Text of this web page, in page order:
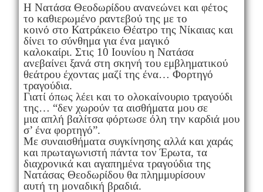
Η Νατάσα Θεοδωρίδου ανανεώνει και φέτος
το καθιερωμένο ραντεβού της με το
κοινό στο Κατράκειο Θέατρο της Νίκαιας και
δίνει το σύνθημα για ένα μαγικό
καλοκαίρι. Στις 10 Ιουνίου η Νατάσα
ανεβαίνει ξανά στη σκηνή του εμβληματικού
θεάτρου έχοντας μαζί της ένα… Φορτηγό
τραγούδια.
Γιατί όπως λέει και το ολοκαίνουριο τραγούδι
της… “δεν χωρούν τα αισθήματα μου σε
μια απλή βαλίτσα φόρτωσε όλη την καρδιά μου
σ’ ένα φορτηγό”.
Με συναισθήματα συγκίνησης αλλά και χαράς
και πρωταγωνιστή πάντα τον Έρωτα, τα
διαχρονικά και αγαπημένα τραγούδια της
Νατάσας Θεοδωρίδου θα πλημμυρίσουν
αυτή τη μοναδική βραδιά.